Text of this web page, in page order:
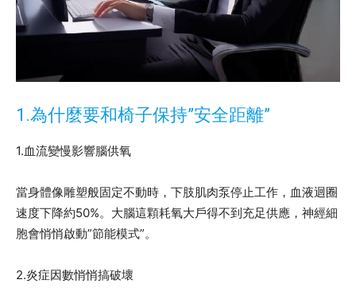
1.為什麼要和椅子保持”安全距離”
1.血流變慢影響腦供氧
當身體像雕塑般固定不動時，下肢肌肉泵停止工作，血液迴圈
速度下降約50%。大腦這顆耗氧大戶得不到充足供應，神經細
胞會悄悄啟動”節能模式”。
2.炎症因數悄悄搞破壞